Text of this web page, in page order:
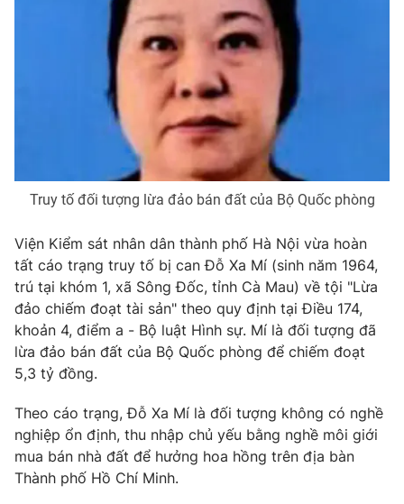
Câu chuyện quốc tế
Góc doanh nghiệp
Dữ liệu và đời sống
Truyền hình
Khán giả
Giải sao mai
Âm nhạc
Du lịch
Làm đẹp
Chất lượng cuộc sống
Tuyển sinh
Học trực tuyến
Công nghệ
Hitech Công nghệ tương lai
Sản phẩm
Thị trường
Tư vấn
Giao lưu trực tuyến
Lịch phát sóng
Chuyên mục khác
Emagazine
Truy tố đối tượng lừa đảo bán đất của Bộ Quốc phòng
Viện Kiểm sát nhân dân thành phố Hà Nội vừa hoàn
tất cáo trạng truy tố bị can Đỗ Xa Mí (sinh năm 1964,
trú tại khóm 1, xã Sông Đốc, tỉnh Cà Mau) về tội "Lừa
đảo chiếm đoạt tài sản" theo quy định tại Điều 174,
khoản 4, điểm a - Bộ luật Hình sự. Mí là đối tượng đã
lừa đảo bán đất của Bộ Quốc phòng để chiếm đoạt
5,3 tỷ đồng.
Theo cáo trạng, Đỗ Xa Mí là đối tượng không có nghề
nghiệp ổn định, thu nhập chủ yếu bằng nghề môi giới
mua bán nhà đất để hưởng hoa hồng trên địa bàn
Thành phố Hồ Chí Minh.